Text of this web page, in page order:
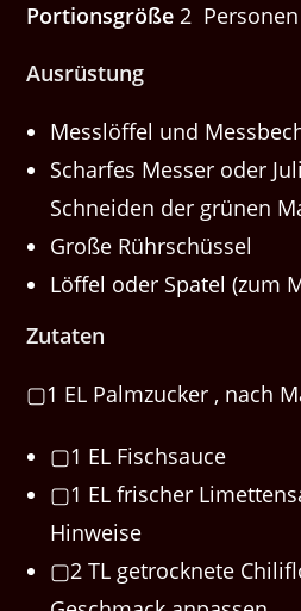
Portionsgröße 2 Personen
Ausrüstung
Messlöffel und
Scharfes Messer oder
Schneiden der grünen
Große Rührschüssel
Löffel oder Spatel (zum
Zutaten
▢1 EL Palmzucker , nach
▢1 EL Fischsauce
▢1 EL frischer
Hinweise
▢2 TL getrocknete